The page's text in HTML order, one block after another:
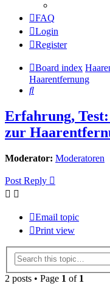
FAQ
Login
Register
Board index
Haarentfernung
Search
Erfahrung,
zur
Moderator: Moderatoren
Post Reply
Email topic
Print view
2 posts • Page 1 of 1